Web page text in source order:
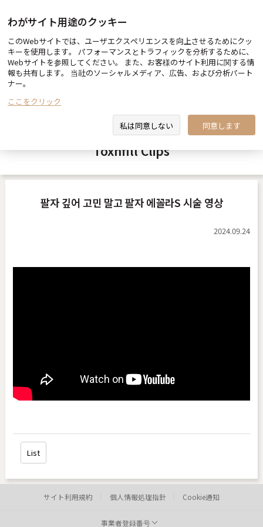
トックスエンフィル(toxnfill)ビュー
ティーグループ
医師＆スタッフ紹介
トックスエンフィル(toxnfill)動画
Toxnfill Clips
팔자 깊어 고민 말고 팔자 에꼴라S 시술 영상
2024.09.24
List
サイト利用規約 個人情報処理指針 Cookie通知
事業者登録番号
わがサイト用途のクッキー
このWebサイトでは、ユーザエクスペリエンスを向上させるためにクッ
キーを使用します。 パフォーマンスとトラフィックを分析するために、
Webサイトを参照してください。 また、お客様のサイト利用に関する情
報も共有します。 当社のソーシャルメディア、広告、および分析パート
ナー。
ここをクリック
私は同意しない 同意します